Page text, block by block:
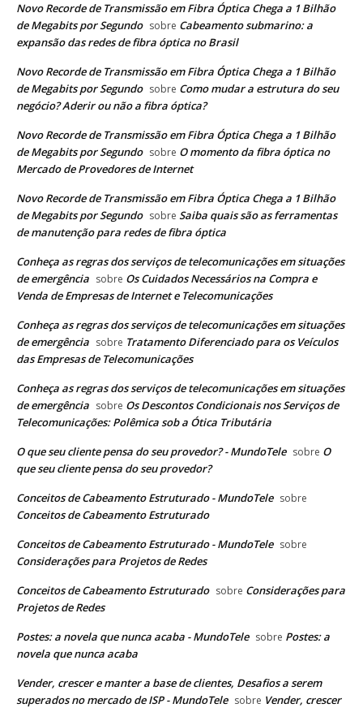
Novo Recorde de Transmissão em Fibra Óptica Chega a 1 Bilhão
de Megabits por Segundo sobre Cabeamento submarino: a
expansão das redes de fibra óptica no Brasil
Novo Recorde de Transmissão em Fibra Óptica Chega a 1 Bilhão
de Megabits por Segundo sobre Como mudar a estrutura do seu
negócio? Aderir ou não a fibra óptica?
Novo Recorde de Transmissão em Fibra Óptica Chega a 1 Bilhão
de Megabits por Segundo sobre O momento da fibra óptica no
Mercado de Provedores de Internet
Novo Recorde de Transmissão em Fibra Óptica Chega a 1 Bilhão
de Megabits por Segundo sobre Saiba quais são as ferramentas
de manutenção para redes de fibra óptica
Conheça as regras dos serviços de telecomunicações em situações
de emergência sobre Os Cuidados Necessários na Compra e
Venda de Empresas de Internet e Telecomunicações
Conheça as regras dos serviços de telecomunicações em situações
de emergência sobre Tratamento Diferenciado para os Veículos
das Empresas de Telecomunicações
Conheça as regras dos serviços de telecomunicações em situações
de emergência sobre Os Descontos Condicionais nos Serviços de
Telecomunicações: Polêmica sob a Ótica Tributária
O que seu cliente pensa do seu provedor? - MundoTele sobre O
que seu cliente pensa do seu provedor?
Conceitos de Cabeamento Estruturado - MundoTele sobre
Conceitos de Cabeamento Estruturado
Conceitos de Cabeamento Estruturado - MundoTele sobre
Considerações para Projetos de Redes
Conceitos de Cabeamento Estruturado sobre Considerações para
Projetos de Redes
Postes: a novela que nunca acaba - MundoTele sobre Postes: a
novela que nunca acaba
Vender, crescer e manter a base de clientes, Desafios a serem
superados no mercado de ISP - MundoTele sobre Vender, crescer